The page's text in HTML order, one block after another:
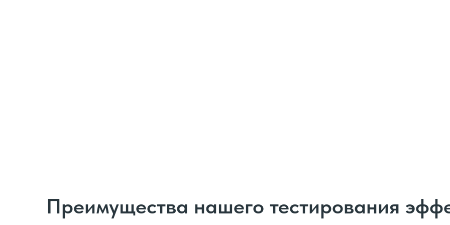
Преимущества нашего тестирования